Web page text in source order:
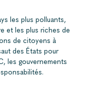
les plus polluants,
et les plus riches de
de citoyens à
des États pour
les gouvernements